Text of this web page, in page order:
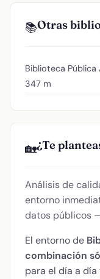
📚Otras
Biblioteca Pública
347 m
🏡¿Te
Análisis de
entorno
datos públicos
El entorno de
combinación
para el día a